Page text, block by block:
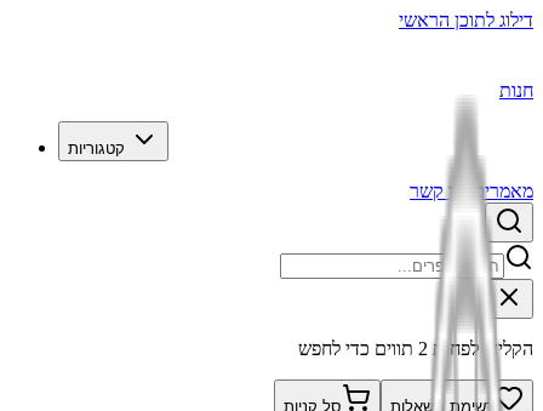
דילוג לתוכן הראשי
חנות
קטגוריות
מאמרים צרו קשר
הקלידו לפחות 2 תווים כדי לחפש
רשימת משאלות סל קניות